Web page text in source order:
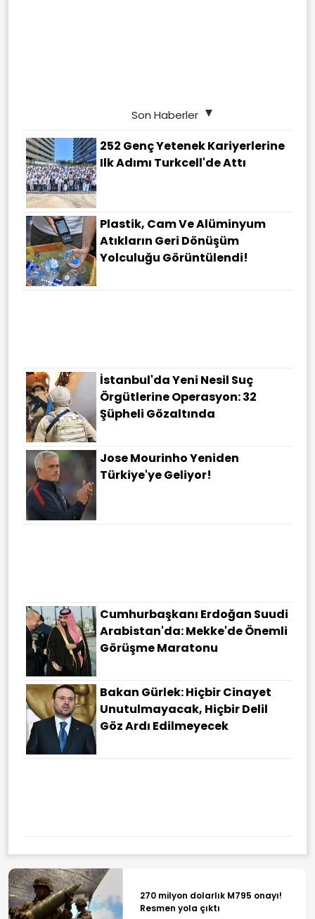
Son Haberler
252 Genç Yetenek Kariyerlerine
Ilk Adımı Turkcell'de Attı
Plastik, Cam Ve Alüminyum
Atıkların Geri Dönüşüm
Yolculuğu Görüntülendi!
İstanbul'da Yeni Nesil Suç
Örgütlerine Operasyon: 32
Şüpheli Gözaltında
Jose Mourinho Yeniden
Türkiye'ye Geliyor!
Cumhurbaşkanı Erdoğan Suudi
Arabistan'da: Mekke'de Önemli
Görüşme Maratonu
Bakan Gürlek: Hiçbir Cinayet
Unutulmayacak, Hiçbir Delil
Göz Ardı Edilmeyecek
270 milyon dolarlık M795 onayı!
Resmen yola çıktı